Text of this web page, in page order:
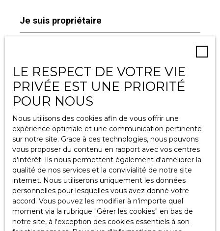
Je suis propriétaire
Vendre avec nous
Gestion locative
Nous contacter
Informations
Recrutement
Nos honoraires
Mentions légales
Politique de confidentialité
LE RESPECT DE VOTRE VIE
PRIVÉE EST UNE PRIORITÉ
POUR NOUS
Nous utilisons des cookies afin de vous offrir une
expérience optimale et une communication pertinente
sur notre site. Grace à ces technologies, nous pouvons
vous proposer du contenu en rapport avec vos centres
d'intérêt. Ils nous permettent également d'améliorer la
qualité de nos services et la convivialité de notre site
internet. Nous utiliserons uniquement les données
personnelles pour lesquelles vous avez donné votre
accord. Vous pouvez les modifier à n'importe quel
moment via la rubrique ″Gérer les cookies″ en bas de
notre site, à l'exception des cookies essentiels à son